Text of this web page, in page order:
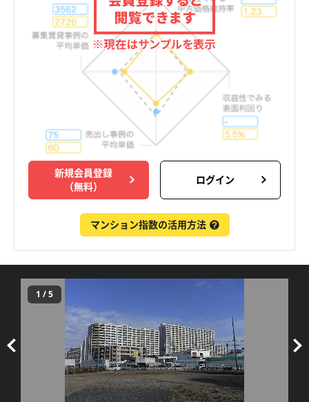
新規会員登録
（無料）
ログイン
マンション指数の活用方法
1 /5